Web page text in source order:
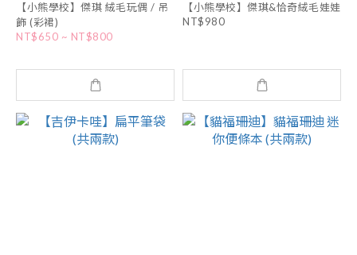
【小熊學校】傑琪 絨毛玩偶 / 吊
飾 (彩裙)
NT$650 ~ NT$800
【小熊學校】傑琪&恰奇絨毛娃娃
NT$980